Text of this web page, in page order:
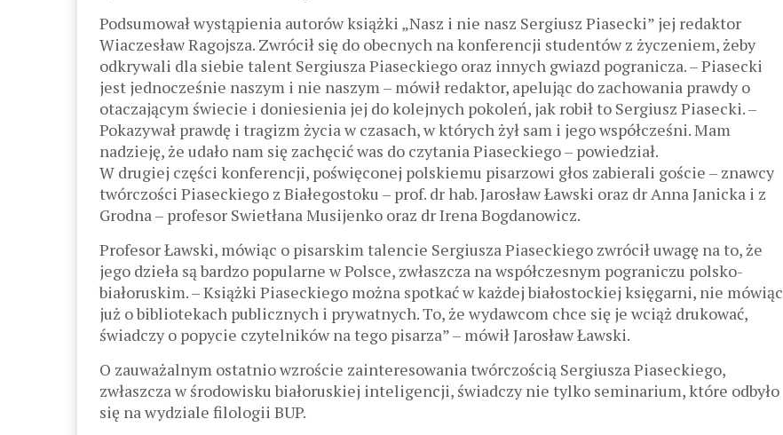
Podsumował wystąpienia autorów książki „Nasz i nie nasz Sergiusz Piasecki” jej redaktor
Wiaczesław Ragojsza. Zwrócił się do obecnych na konferencji studentów z życzeniem, żeby
odkrywali dla siebie talent Sergiusza Piaseckiego oraz innych gwiazd pogranicza. – Piasecki
jest jednocześnie naszym i nie naszym – mówił redaktor, apelując do zachowania prawdy o
otaczającym świecie i doniesienia jej do kolejnych pokoleń, jak robił to Sergiusz Piasecki. –
Pokazywał prawdę i tragizm życia w czasach, w których żył sam i jego współcześni. Mam
nadzieję, że udało nam się zachęcić was do czytania Piaseckiego – powiedział.
W drugiej części konferencji, poświęconej polskiemu pisarzowi głos zabierali goście – znawcy
twórczości Piaseckiego z Białegostoku – prof. dr hab. Jarosław Ławski oraz dr Anna Janicka i z
Grodna – profesor Swietłana Musijenko oraz dr Irena Bogdanowicz.
Profesor Ławski, mówiąc o pisarskim talencie Sergiusza Piaseckiego zwrócił uwagę na to, że
jego dzieła są bardzo popularne w Polsce, zwłaszcza na współczesnym pograniczu polsko-
białoruskim. – Książki Piaseckiego można spotkać w każdej białostockiej księgarni, nie mówiąc
już o bibliotekach publicznych i prywatnych. To, że wydawcom chce się je wciąż drukować,
świadczy o popycie czytelników na tego pisarza” – mówił Jarosław Ławski.
O zauważalnym ostatnio wzroście zainteresowania twórczością Sergiusza Piaseckiego,
zwłaszcza w środowisku białoruskiej inteligencji, świadczy nie tylko seminarium, które odbyło
się na wydziale filologii BUP.